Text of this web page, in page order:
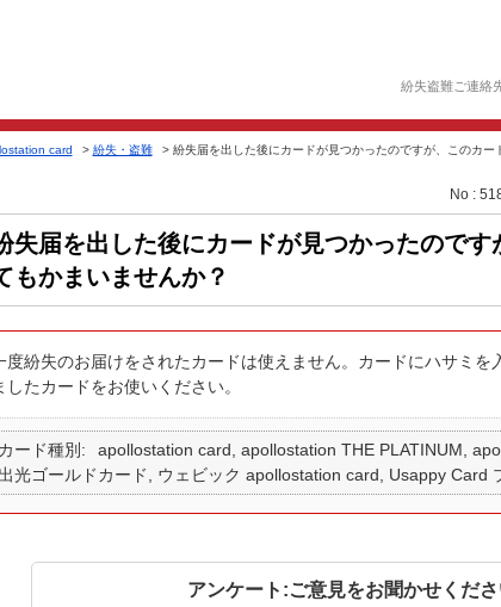
紛失盗難ご連絡
card > 紛失・盗難 > 紛失届を出した後にカードが見つかったのですが、このカー
No :
失届を出した後にカードが見つかったのです
もかまいませんか？
度紛失のお届けをされたカードは使えません。カードにハサミを
したカードをお使いください。
カード種別
apollostation card, apollostation THE PLATINUM,
出光ゴールドカード, ウェビック apollostation card, Usappy Card
アンケート:ご意見をお聞かせくだ